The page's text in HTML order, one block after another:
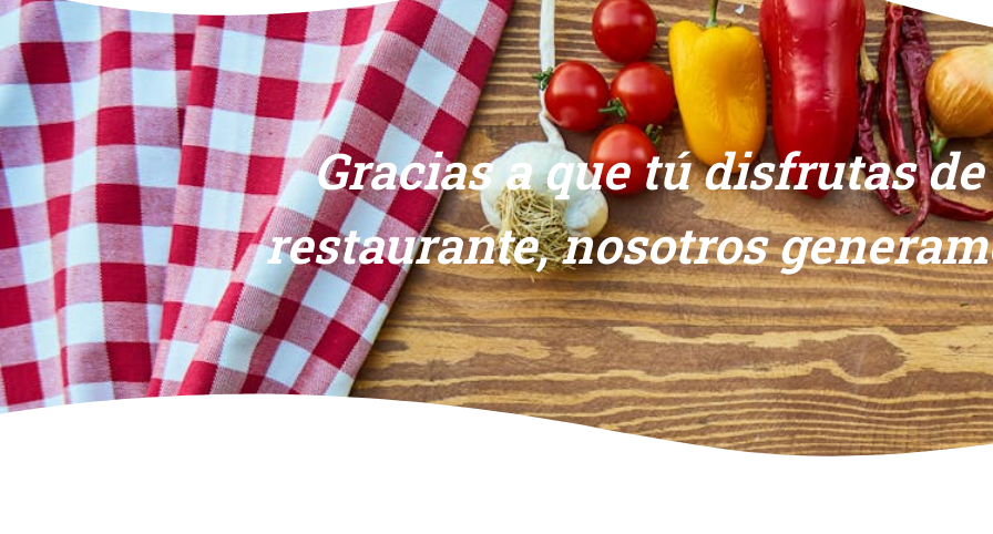
Gracias a que tú disfrutas
restaurante, nosotros